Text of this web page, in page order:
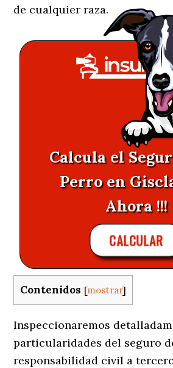
de cualquier raza.
Calcula el
Perro en
Ahora !!!
CALCULAR
Contenidos [mostrar]
Inspeccionaremos
particularidades del seguro
responsabilidad civil a